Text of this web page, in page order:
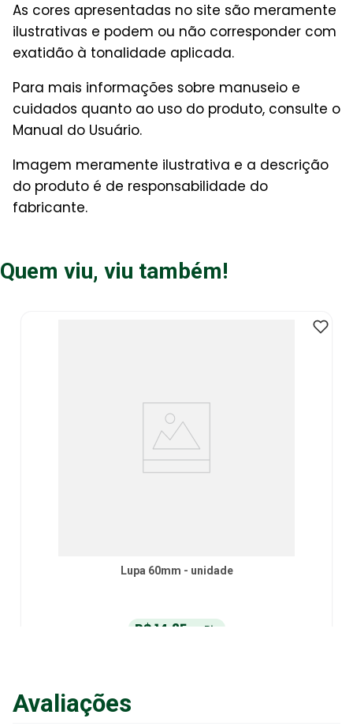
As cores apresentadas no site são meramente
ilustrativas e podem ou não corresponder com
exatidão à tonalidade aplicada.
Para mais informações sobre manuseio e
cuidados quanto ao uso do produto, consulte o
Manual do Usuário.
Imagem meramente ilustrativa e a descrição
do produto é de responsabilidade do
fabricante.
Quem viu, viu também!
Lupa 60mm - unidade
R$14,25no Pix
Adicionar ao Carrinho
Avaliações